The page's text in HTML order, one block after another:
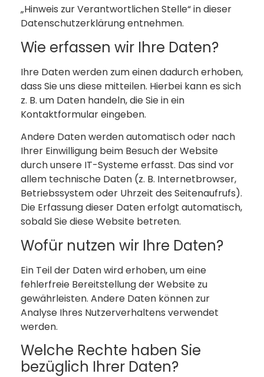
„Hinweis zur Verantwortlichen Stelle“ in dieser
Datenschutzerklärung entnehmen.
Wie erfassen wir Ihre Daten?
Ihre Daten werden zum einen dadurch erhoben,
dass Sie uns diese mitteilen. Hierbei kann es sich
z. B. um Daten handeln, die Sie in ein
Kontaktformular eingeben.
Andere Daten werden automatisch oder nach
Ihrer Einwilligung beim Besuch der Website
durch unsere IT-Systeme erfasst. Das sind vor
allem technische Daten (z. B. Internetbrowser,
Betriebssystem oder Uhrzeit des Seitenaufrufs).
Die Erfassung dieser Daten erfolgt automatisch,
sobald Sie diese Website betreten.
Wofür nutzen wir Ihre Daten?
Ein Teil der Daten wird erhoben, um eine
fehlerfreie Bereitstellung der Website zu
gewährleisten. Andere Daten können zur
Analyse Ihres Nutzerverhaltens verwendet
werden.
Welche Rechte haben Sie
bezüglich Ihrer Daten?